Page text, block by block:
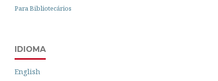
Para Bibliotecários
IDIOMA
English